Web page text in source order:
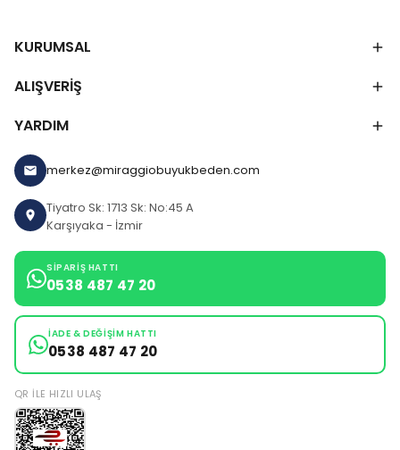
KURUMSAL
ALIŞVERİŞ
YARDIM
merkez@miraggiobuyukbeden.com
Tiyatro Sk: 1713 Sk: No:45 A
Karşıyaka - İzmir
SIPARIŞ HATTI
0538 487 47 20
İADE & DEĞIŞIM HATTI
0538 487 47 20
QR ILE HIZLI ULAŞ